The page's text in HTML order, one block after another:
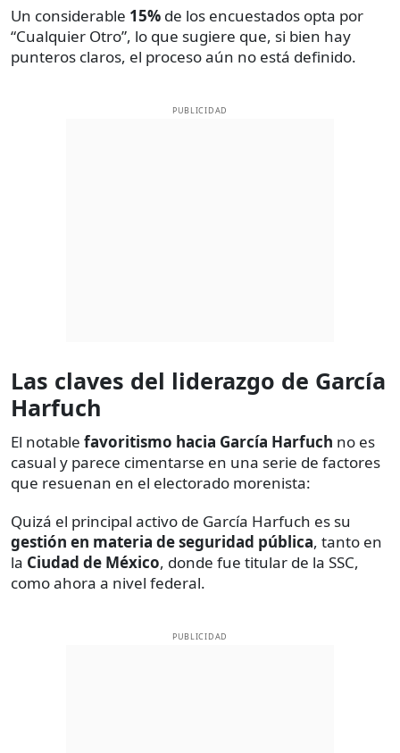
Un considerable 15% de los encuestados opta por
“Cualquier Otro”, lo que sugiere que, si bien hay
punteros claros, el proceso aún no está definido.
PUBLICIDAD
Las claves del liderazgo de García
Harfuch
El notable favoritismo hacia García Harfuch no es
casual y parece cimentarse en una serie de factores
que resuenan en el electorado morenista:
Quizá el principal activo de García Harfuch es su
gestión en materia de seguridad pública, tanto en
la Ciudad de México, donde fue titular de la SSC,
como ahora a nivel federal.
PUBLICIDAD